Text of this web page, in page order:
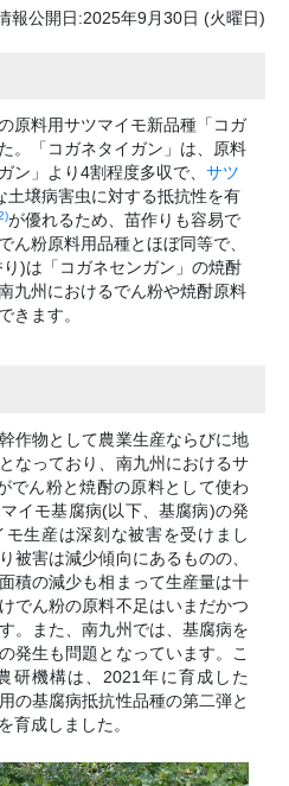
報公開日:2025年9月30日 (火曜日)
原料用サツマイモ新品種「コガ
。「コガネタイガン」は、原料
ン」より4割程度多収で、 サツ
土壌病害虫に対する抵抗性を有
が優れるため、苗作りも容易で
ん粉原料用品種とほぼ同等で、
)は「コガネセンガン」の焼酎
九州におけるでん粉や焼酎原料
きます。
作物として農業生産ならびに地
なっており、南九州におけるサ
でん粉と焼酎の原料として使わ
イモ基腐病(以下、基腐病)の発
生産は深刻な被害を受けまし
被害は減少傾向にあるものの、
積の減少も相まって生産量は十
でん粉の原料不足はいまだかつ
。また、南九州では、基腐病を
発生も問題となっています。こ
研機構は、2021年に育成した
の基腐病抵抗性品種の第二弾と
育成しました。